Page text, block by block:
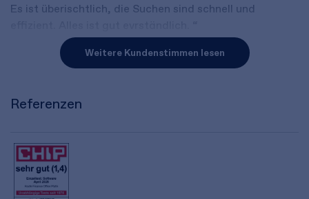
Es ist überischtlich, die Suchen sind schnell und
Weitere Kundenstimmen lesen
Referenzen